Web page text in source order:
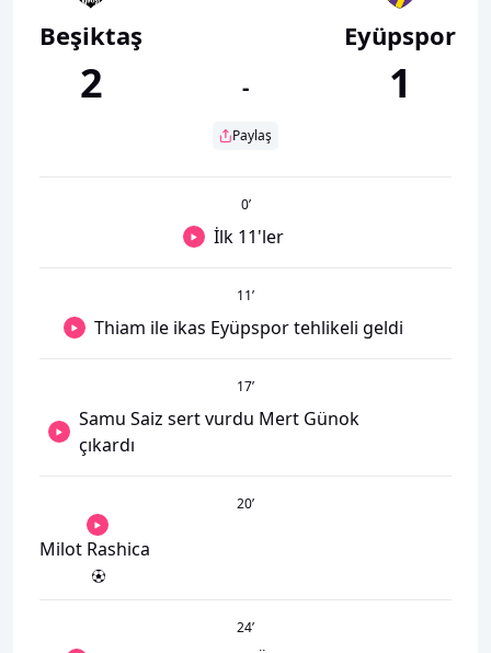
Beşiktaş
2 -
Paylaş
Eyüpspor
1
0’
İlk 11'ler
11’
Thiam ile ikas Eyüpspor tehlikeli geldi
17’
Samu Saiz sert vurdu Mert Günok
çıkardı
20’
Milot Rashica
24’